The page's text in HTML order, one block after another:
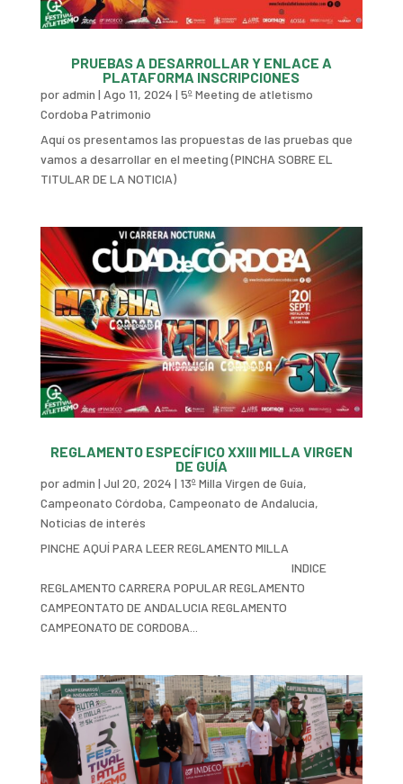
PRUEBAS A DESARROLLAR Y ENLACE A
PLATAFORMA INSCRIPCIONES
poradmin | Ago 11, 2024 | 5º Meeting de atletismo
Cordoba Patrimonio
Aquí os presentamos las propuestas de las pruebas que
vamos a desarrollar en el meeting (PINCHA SOBRE EL
TITULAR DE LA NOTICIA)
REGLAMENTO ESPECÍFICO XXIII MILLA VIRGEN
DE GUÍA
poradmin | Jul 20, 2024 | 13º Milla Virgen de Guía,
Campeonato Córdoba, Campeonato de Andalucia,
Noticias de interés
PINCHE AQUÍ PARA LEER REGLAMENTO MILLA
INDICE
REGLAMENTO CARRERA POPULAR REGLAMENTO
CAMPEONTATO DE ANDALUCIA REGLAMENTO
CAMPEONATO DE CORDOBA...